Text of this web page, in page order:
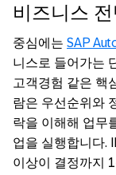
비즈니스
중심에는 SAP
니스로 들어가는
고객경험 같은 핵
람은 우선순위와
락을 이해해 업무
업을 실행합니다.
이상이 결정까지